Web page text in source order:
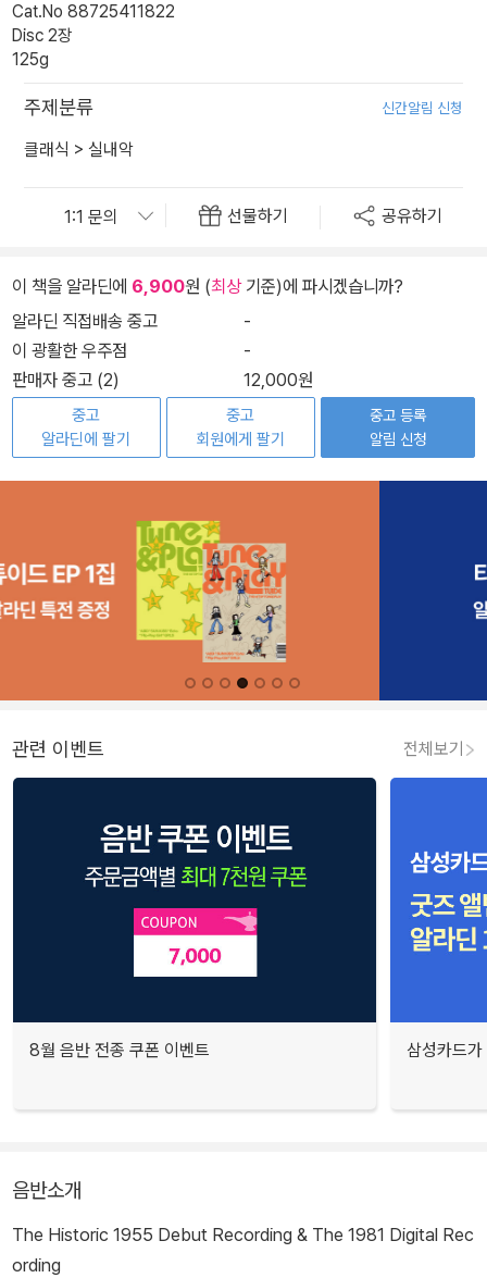
Cat.No 88725411822
Disc 2장
125g
주제분류 신간알림 신청
클래식 > 실내악
선물하기 공유하기
이 책을 알라딘에 6,900원 (최상기준)에 파시겠습니까?
알라딘 직접배송 중고
-
이 광활한 우주점
-
판매자 중고 (2)
12,000원
중고
알라딘에 팔기
중고
회원에게 팔기
중고 등록
알림 신청
관련 이벤트 전체보기
8월 음반 전종 쿠폰 이벤트 삼성카드
음반소개
The Historic 1955 Debut Recording & The 1981 Digital Rec
ording